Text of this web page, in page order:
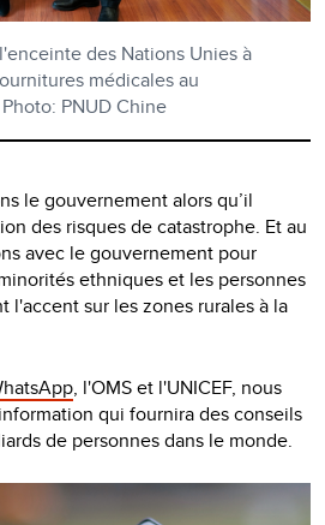
des Nations Unies à
médicales au
PNUD Chine
le gouvernement alors qu’il
des risques de catastrophe. Et au
avec le gouvernement pour
ethniques et les personnes
l'accent sur les zones rurales à la
, l'OMS et l'UNICEF, nous
qui fournira des conseils
de personnes dans le monde.